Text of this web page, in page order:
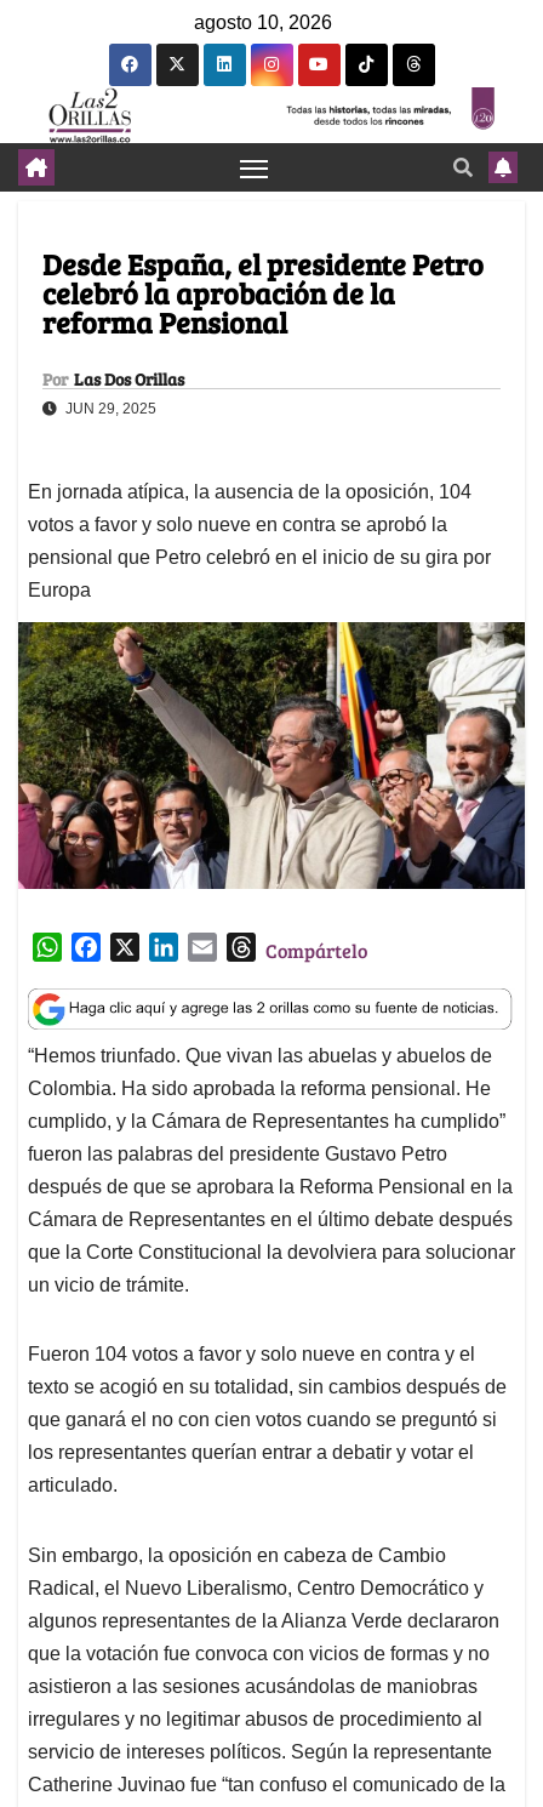
agosto 10, 2026
Desde España, el presidente Petro
celebró la aprobación de la
reforma Pensional
Por Las Dos Orillas
JUN 29, 2025
En jornada atípica, la ausencia de la oposición, 104
votos a favor y solo nueve en contra se aprobó la
pensional que Petro celebró en el inicio de su gira por
Europa
W
a
t
s
A
p
p
c
e
b
o
o
k
n
k
e
d
I
n
a
i
l
T
r
e
a
d
s
Compártelo
“Hemos triunfado. Que vivan las abuelas y abuelos de
Colombia. Ha sido aprobada la reforma pensional. He
cumplido, y la Cámara de Representantes ha cumplido”
fueron las palabras del presidente Gustavo Petro
después de que se aprobara la Reforma Pensional en la
Cámara de Representantes en el último debate después
que la Corte Constitucional la devolviera para solucionar
un vicio de trámite.
Fueron 104 votos a favor y solo nueve en contra y el
texto se acogió en su totalidad, sin cambios después de
que ganará el no con cien votos cuando se preguntó si
los representantes querían entrar a debatir y votar el
articulado.
Sin embargo, la oposición en cabeza de Cambio
Radical, el Nuevo Liberalismo, Centro Democrático y
algunos representantes de la Alianza Verde declararon
que la votación fue convoca con vicios de formas y no
asistieron a las sesiones acusándolas de maniobras
irregulares y no legitimar abusos de procedimiento al
servicio de intereses políticos. Según la representante
Catherine Juvinao fue “tan confuso el comunicado de la